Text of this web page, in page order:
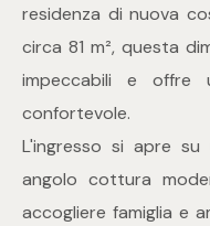
residenza di nuova
circa 81 m², questa
impeccabili e
confortevole.
L'ingresso si apre
angolo cottura
accogliere famiglia e
Prezzo